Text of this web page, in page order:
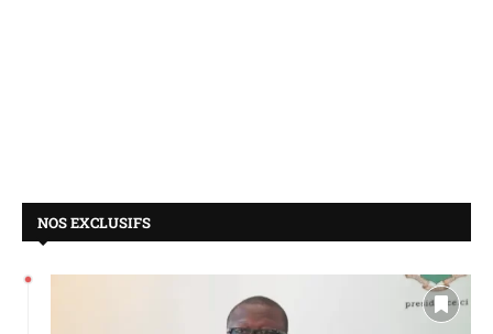
NOS EXCLUSIFS